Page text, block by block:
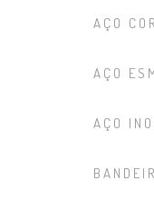
AÇO
AÇO
AÇO